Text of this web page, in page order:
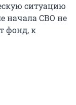
ситуацию
начала СВО не
фонд, к